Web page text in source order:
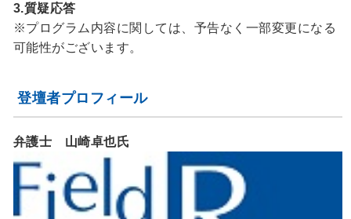
3.質疑応答
※プログラム内容に関しては、予告なく一部変更になる
可能性がございます。
登壇者プロフィール
弁護士 山崎卓也氏